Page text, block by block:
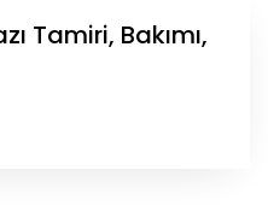
Tamiri, Bakımı,